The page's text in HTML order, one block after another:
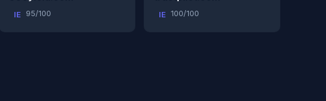
IE 95/100 IE 100/100